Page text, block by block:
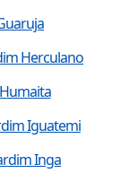
Herculano
Iguatemi
Inga